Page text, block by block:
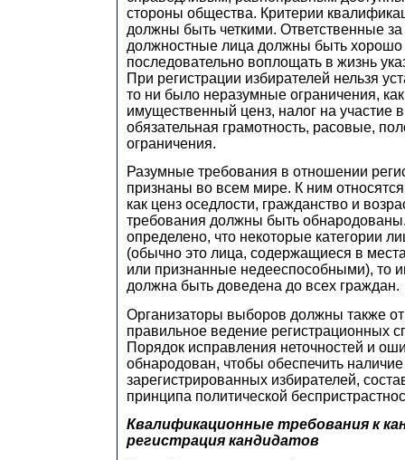
стороны общества. Критерии
должны быть четкими. Ответственные
должностные лица должны быть
последовательно воплощать в жизнь
При регистрации избирателей нельзя
то ни было неразумные ограничения,
имущественный ценз, налог на участие
обязательная грамотность, расовые,
ограничения.
Разумные требования в отношении
признаны во всем мире. К ним
как ценз оседлости, гражданство и
требования должны быть
определено, что некоторые категории
(обычно это лица, содержащиеся в
или признанные недееспособными), то
должна быть доведена до всех граждан.
Организаторы выборов должны также
правильное ведение регистрационных
Порядок исправления неточностей и
обнародован, чтобы обеспечить
зарегистрированных избирателей,
принципа политической
Квалификационные требования к
регистрация кандидатов